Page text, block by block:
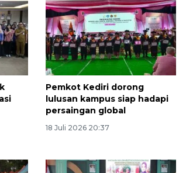
Pemkot Kediri dorong
lulusan kampus siap hadapi
persaingan global
18 Juli 2026 20:37